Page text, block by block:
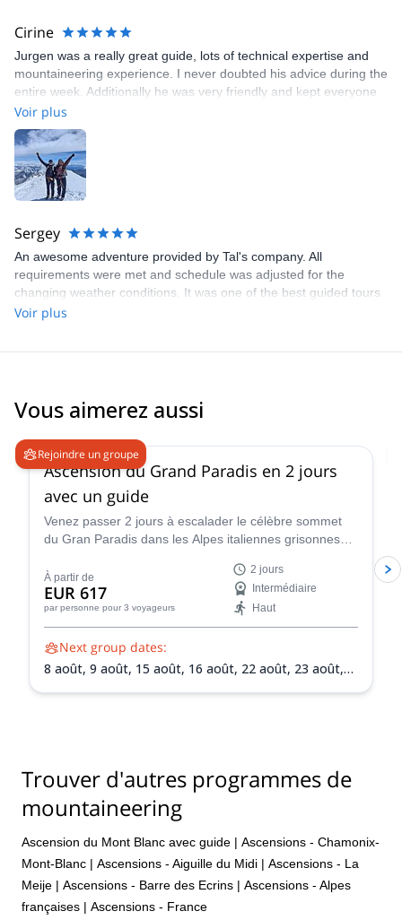
Cirine
Jurgen was a really great guide, lots of technical expertise and
mountaineering experience. I never doubted his advice during the
entire week. Additionally he was very friendly and kept everyone
in great spirits.
Voir plus
Sergey
An awesome adventure provided by Tal's company. All
requirements were met and schedule was adjusted for the
changing weather conditions. It was one of the best guided tours
I've experienced so far!
Voir plus
Vous aimerez aussi
Rejoindre un groupe
Ascension du Grand Paradis en 2 jours
avec un guide
Venez passer 2 jours à escalader le célèbre sommet
du Gran Paradis dans les Alpes italiennes grisonnes
Peakshunter.
À partir de
EUR 617
par personne pour 3 voyageurs
2 jours
Intermédiaire
Haut
Next group dates:
8 août, 9 août, 15 août, 16 août, 22 août, 23 août,
Trouver d'autres programmes de
mountaineering
Ascension du Mont Blanc avec guide | Ascensions - Chamonix-
Mont-Blanc | Ascensions - Aiguille du Midi | Ascensions - La
Meije | Ascensions - Barre des Ecrins | Ascensions - Alpes
françaises | Ascensions - France